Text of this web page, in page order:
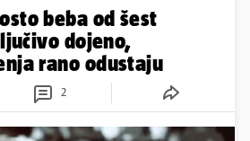
beba od šest
dojeno,
rano odustaju
2